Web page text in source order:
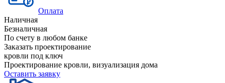
Оплата
Наличная
Безналичная
По счету в любом банке
Заказать проектирование
кровли под ключ
Проектирование кровли, визуализация дома
Оставить заявку